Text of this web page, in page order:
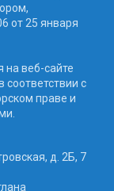
от 25 января
веб-сайте
соответствии с
праве и
д. 2Б, 7